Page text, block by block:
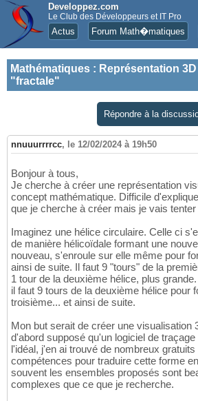
Developpez.com
Le Club des Développeurs et IT Pro
Actus Forum Math�matiques
Mathématiques : Représentation
"fractale"
Répondre à la
nnuuurrrrcc, le 12/02/2024 à 19h50
Bonjour à tous,
Je cherche à créer une représentation
concept mathématique. Difficile
que je cherche à créer mais je vais
Imaginez une hélice circulaire. Celle ci
de manière hélicoïdale formant une
nouveau, s'enroule sur elle même pour
ainsi de suite. Il faut 9 "tours" de la
1 tour de la deuxième hélice, plus
il faut 9 tours de la deuxième hélice pour
troisième... et ainsi de suite.
Mon but serait de créer une visualisation
d'abord supposé qu'un logiciel de
l'idéal, j'en ai trouvé de nombreux
compétences pour traduire cette forme
souvent les ensembles proposés sont
complexes que ce que je recherche.